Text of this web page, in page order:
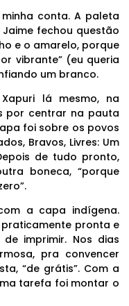
conta. A paleta
fechou questão
e o amarelo, porque
vibrante” (eu queria
um branco.
lá mesmo, na
por centrar na pauta
foi sobre os povos
Bravos, Livres: Um
de tudo pronto,
boneca, “porque
a capa indígena.
pronta e
imprimir. Nos dias
pra convencer
“de grátis”. Com a
tarefa foi montar o